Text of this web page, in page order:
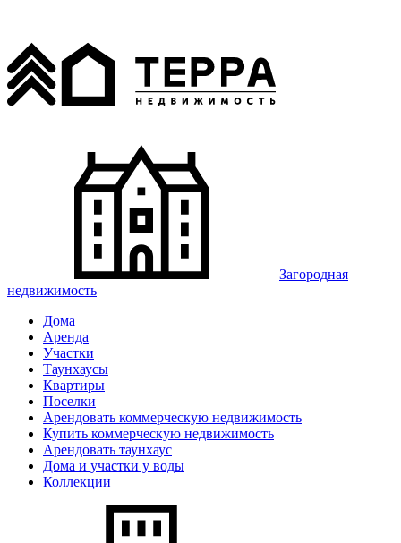
Загородная
недвижимость
Дома
Аренда
Участки
Таунхаусы
Квартиры
Поселки
Арендовать коммерческую недвижимость
Купить коммерческую недвижимость
Арендовать таунхаус
Дома и участки у воды
Коллекции